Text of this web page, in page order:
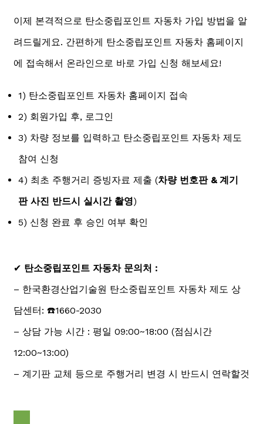
이제 본격적으로 탄소중립포인트 자동차 가입 방법을 알
려드릴게요. 간편하게 탄소중립포인트 자동차 홈페이지
에 접속해서 온라인으로 바로 가입 신청 해보세요!
1) 탄소중립포인트 자동차 홈페이지 접속
2) 회원가입 후, 로그인
3) 차량 정보를 입력하고 탄소중립포인트 자동차 제도
참여 신청
4) 최초 주행거리 증빙자료 제출 (차량 번호판 & 계기
판 사진 반드시 실시간 촬영)
5) 신청 완료 후 승인 여부 확인
✔ 탄소중립포인트 자동차 문의처 :
– 한국환경산업기술원 탄소중립포인트 자동차 제도 상
담센터: ☎️1660-2030
– 상담 가능 시간 : 평일 09:00~18:00 (점심시간
12:00~13:00)
– 계기판 교체 등으로 주행거리 변경 시 반드시 연락할것